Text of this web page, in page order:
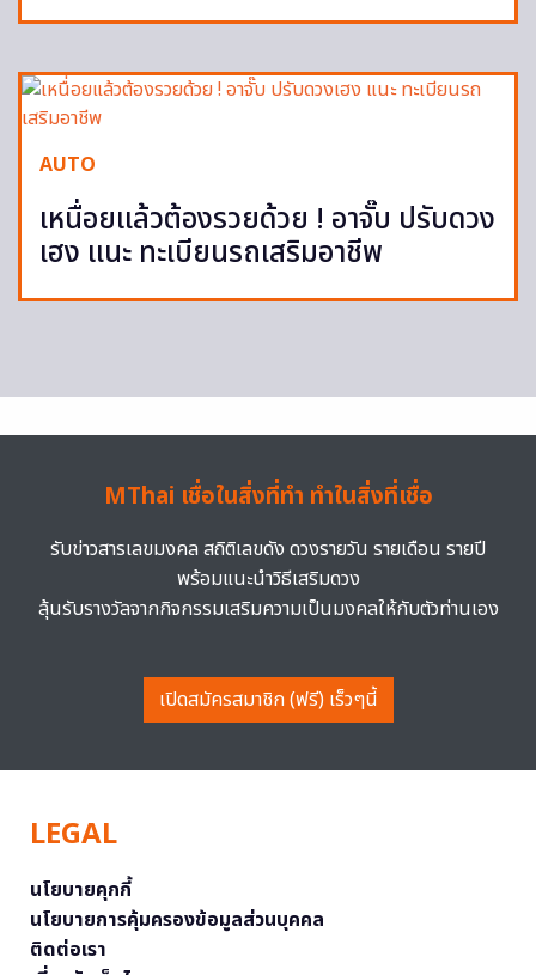
AUTO
เหนื่อยแล้วต้องรวยด้วย ! อาจั๊บ ปรับดวง
เฮง แนะ ทะเบียนรถเสริมอาชีพ
MThai เชื่อในสิ่งที่ทำ ทำในสิ่งที่เชื่อ
รับข่าวสารเลขมงคล สถิติเลขดัง ดวงรายวัน รายเดือน รายปี
พร้อมแนะนำวิธีเสริมดวง
ลุ้นรับรางวัลจากกิจกรรมเสริมความเป็นมงคลให้กับตัวท่านเอง
เปิดสมัครสมาชิก (ฟรี) เร็วๆนี้
LEGAL
นโยบายคุกกี้
นโยบายการคุ้มครองข้อมูลส่วนบุคคล
ติดต่อเรา